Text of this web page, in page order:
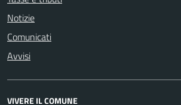
Notizie
Comunicati
Avvisi
VIVERE IL COMUNE